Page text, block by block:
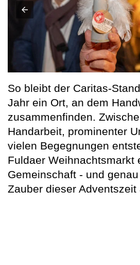
So bleibt der Caritas-
Jahr ein Ort, an dem
zusammenfinden.
Handarbeit, prominenter
vielen Begegnungen
Fuldaer Weihnachtsmarkt
Gemeinschaft - und
Zauber dieser Adventszeit